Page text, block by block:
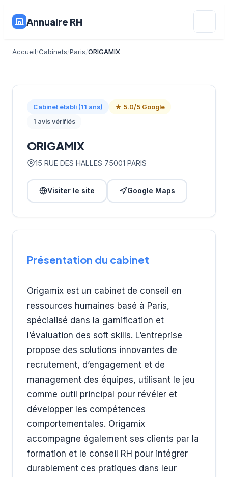
Annuaire RH
Accueil Cabinets Paris ORIGAMIX
Cabinet établi (11 ans)
★ 5.0/5 Google
1 avis vérifiés
ORIGAMIX
15 RUE DES HALLES 75001 PARIS
Visiter le site Google Maps
Présentation du cabinet
Origamix est un cabinet de conseil en
ressources humaines basé à Paris,
spécialisé dans la gamification et
l’évaluation des soft skills. L’entreprise
propose des solutions innovantes de
recrutement, d’engagement et de
management des équipes, utilisant le jeu
comme outil principal pour révéler et
développer les compétences
comportementales. Origamix
accompagne également ses clients par la
formation et le conseil RH pour intégrer
durablement ces pratiques dans leur